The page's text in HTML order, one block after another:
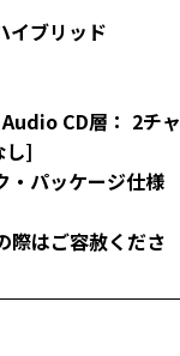
ブリッド
CD層： 2チャ
し]
・パッケージ仕様
際はご容赦くださ